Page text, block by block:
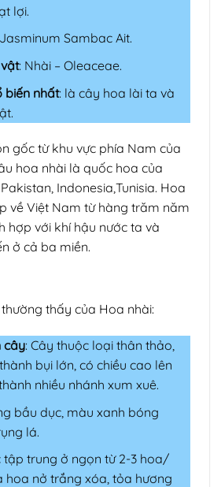
lợi.
Sambac Ait.
: Nhài – Oleaceae.
biến nhất: là cây hoa lài ta và
gốc từ khu vực phía Nam của
hoa nhài là quốc hoa của
Indonesia,Tunisia. Hoa
về Việt Nam từ hàng trăm năm
hợp với khí hậu nước ta và
ở cả ba miền.
thấy của Hoa nhài:
cây: Cây thuộc loại thân thảo,
bụi lớn, có chiều cao lên
nhiều nhánh xum xuê.
bầu dục, màu xanh bóng
lá.
tập trung ở ngọn từ 2-3 hoa/
hoa nở trắng xóa, tỏa hương